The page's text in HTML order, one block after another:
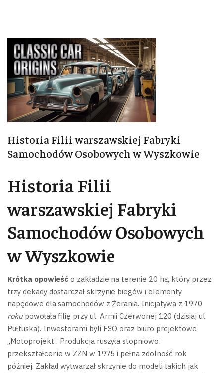
Historia Filii warszawskiej Fabryki
Samochodów Osobowych w Wyszkowie
Historia Filii
warszawskiej Fabryki
Samochodów Osobowych
w Wyszkowie
Krótka opowieść o zakładzie na terenie 20 ha, który przez
trzy dekady dostarczał skrzynie biegów i elementy
napędowe dla samochodów z Żerania. Inicjatywa z 1970
roku powołała filię przy ul. Armii Czerwonej 120 (dzisiaj ul.
Pułtuska). Inwestorami byli FSO oraz biuro projektowe
„Motoprojekt”. Produkcja ruszyła stopniowo:
przekształcenie w ZZN w 1975 i pełna zdolność rok
później. Zakład wytwarzał skrzynie do modeli takich jak